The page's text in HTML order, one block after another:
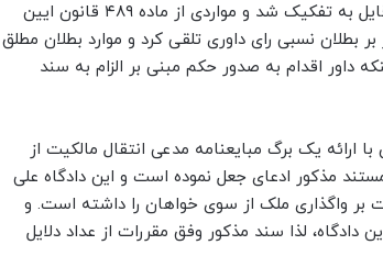
به خاطر رعایت حقی که مربوط به اصحاب دعوی است. و قابل ابطال اند از سوی دیگر قایل به تفکیک شد و مواردی از ماده ۴۸۹ قانون ایین
بطلان نسبی رای داوری تلقی کرد و موارد بطلان مطلق
داور اقدام به صدور حکم مبنی بر الزام به سند
یک برگ مبایعنامه مدعی انتقال مالکیت از
مذکور ادعای جعل نموده است و این دادگاه علی
بر واگذاری ملک از سوی خواهان را داشته است. و
لذا سند مذکور وفق مقررات از عداد دلایل